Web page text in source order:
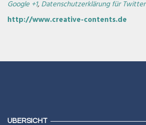
Google +1, Datenschutzerklärung für Twitter
http://www.creative-contents.de
ÜBERSICHT